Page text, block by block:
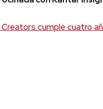
cumple cuatro